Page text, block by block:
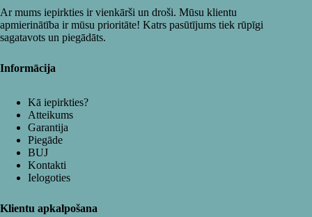
Ar mums iepirkties ir vienkārši un droši. Mūsu klientu
apmierinātība ir mūsu prioritāte! Katrs pasūtījums tiek rūpīgi
sagatavots un piegādāts.
Informācija
Kā iepirkties?
Atteikums
Garantija
Piegāde
BUJ
Kontakti
Ielogoties
Klientu apkalpošana